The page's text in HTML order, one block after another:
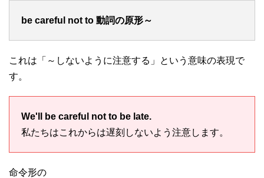
be careful not to 動詞の原形～
これは「～しないように注意する」という意味の表現で
す。
We'll be careful not to be late.
私たちはこれからは遅刻しないよう注意します。
命令形の